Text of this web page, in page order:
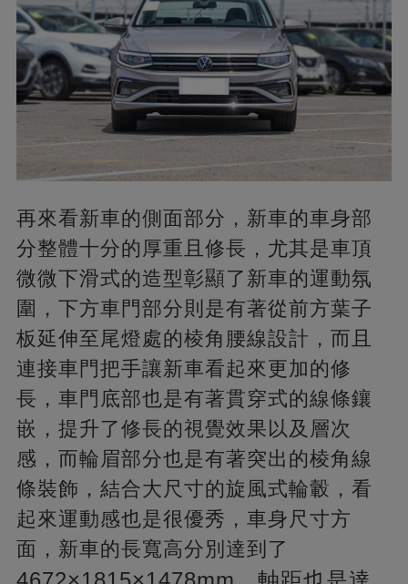
再來看新車的側面部分，新車的車身部
分整體十分的厚重且修長，尤其是車頂
微微下滑式的造型彰顯了新車的運動氛
圍，下方車門部分則是有著從前方葉子
板延伸至尾燈處的棱角腰線設計，而且
連接車門把手讓新車看起來更加的修
長，車門底部也是有著貫穿式的線條鑲
嵌，提升了修長的視覺效果以及層次
感，而輪眉部分也是有著突出的棱角線
條裝飾，結合大尺寸的旋風式輪轂，看
起來運動感也是很優秀，車身尺寸方
面，新車的長寬高分別達到了